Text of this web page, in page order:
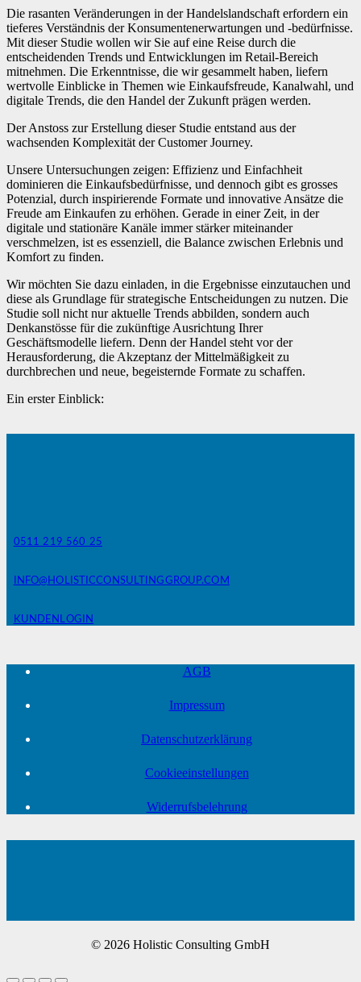
Die rasanten Veränderungen in der Handelslandschaft erfordern ein
tieferes Verständnis der Konsumentenerwartungen und -bedürfnisse.
Mit dieser Studie wollen wir Sie auf eine Reise durch die
entscheidenden Trends und Entwicklungen im Retail-Bereich
mitnehmen. Die Erkenntnisse, die wir gesammelt haben, liefern
wertvolle Einblicke in Themen wie Einkaufsfreude, Kanalwahl, und
digitale Trends, die den Handel der Zukunft prägen werden.
Der Anstoss zur Erstellung dieser Studie entstand aus der
wachsenden Komplexität der Customer Journey.
Unsere Untersuchungen zeigen: Effizienz und Einfachheit
dominieren die Einkaufsbedürfnisse, und dennoch gibt es grosses
Potenzial, durch inspirierende Formate und innovative Ansätze die
Freude am Einkaufen zu erhöhen. Gerade in einer Zeit, in der
digitale und stationäre Kanäle immer stärker miteinander
verschmelzen, ist es essenziell, die Balance zwischen Erlebnis und
Komfort zu finden.
Wir möchten Sie dazu einladen, in die Ergebnisse einzutauchen und
diese als Grundlage für strategische Entscheidungen zu nutzen. Die
Studie soll nicht nur aktuelle Trends abbilden, sondern auch
Denkanstösse für die zukünftige Ausrichtung Ihrer
Geschäftsmodelle liefern. Denn der Handel steht vor der
Herausforderung, die Akzeptanz der Mittelmäßigkeit zu
durchbrechen und neue, begeisternde Formate zu schaffen.
Ein erster Einblick:
0511 219 560 25
INFO@HOLISTICCONSULTINGGROUP.COM
KUNDENLOGIN
AGB
Impressum
Datenschutzerklärung
Cookieeinstellungen
Widerrufsbelehrung
© 2026 Holistic Consulting GmbH